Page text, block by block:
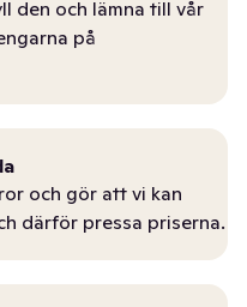
den och lämna till vår
på
och gör att vi kan
därför pressa priserna.